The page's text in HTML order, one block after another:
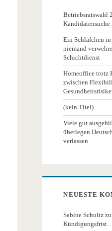
Betriebsratswahl
Kandidatensuche
Ein Schläfchen
niemand
Schichtdienst
Homeoffice trotz
zwischen
(kein Titel)
Viele gut
überlegen
verlassen
NEUESTE
Sabine Schultz zu
Kündigungsfrist…